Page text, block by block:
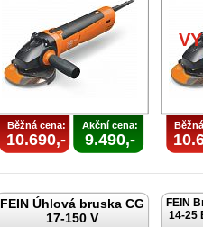
Běžná cena:
10.690,-
Akční cena:
9.490,-
FEIN Úhlová bruska CG
17-150 V
FEIN
14-25